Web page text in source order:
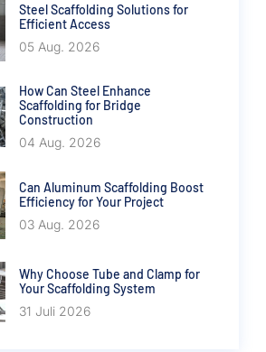
Steel Scaffolding Solutions for
Efficient Access
05 Aug. 2026
How Can Steel Enhance
Scaffolding for Bridge
Construction
04 Aug. 2026
Can Aluminum Scaffolding Boost
Efficiency for Your Project
03 Aug. 2026
Why Choose Tube and Clamp for
Your Scaffolding System
31 Juli 2026